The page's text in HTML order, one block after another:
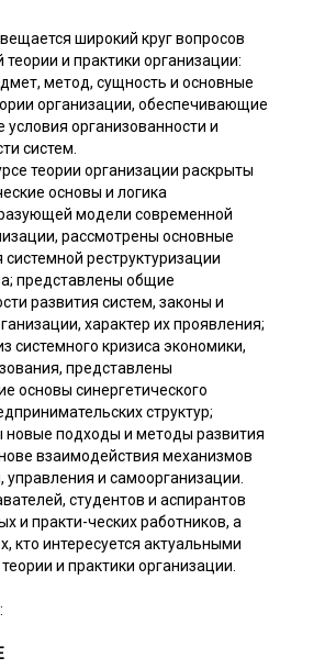
широкий круг вопросов
и практики организации:
метод, сущность и основные
организации, обеспечивающие
организованности и
систем.
теории организации раскрыты
основы и логика
модели современной
рассмотрены основные
реструктуризации
представлены общие
развития систем, законы и
характер их проявления;
системного кризиса экономики,
представлены
основы синергетического
структур;
новые подходы и методы развития
взаимодействия механизмов
управления и самоорганизации.
студентов и аспирантов
и практи-ческих работников, а
кто интересуется актуальными
и практики организации.